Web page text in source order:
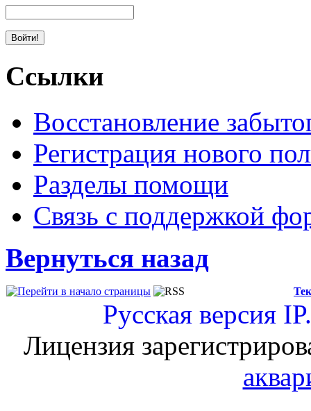
Ссылки
Восстановление
Регистрация нового
Разделы помощи
Связь с поддержкой
Вернуться назад
Русская версия
Лицензия